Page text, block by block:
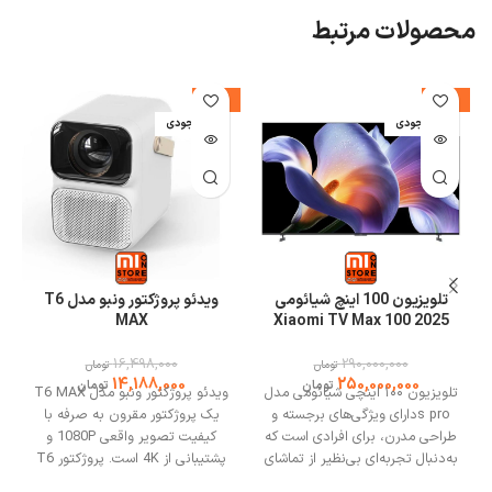
محصولات مرتبط
-14%
اتمام موجودی
تلویزیون 100 اینچ شیائومی
2025 Xiaomi TV Max 100
290,000,000 تومان
250,000,000 تومان
تلویزیون ۱۰۰ اینچی شیائومی مدل
s proدارای ویژگی‌های برجسته و
طراحی مدرن، برای افرادی است که
به‌دنبال تجربه‌ای بی‌نظیر از تماشای
-14%
اتمام موجودی
ویدئو پروژکتور ونبو مدل T6
MAX
16,498,000 تومان
14,188,000 تومانویدئو پروژکتور ونبو مدل T6 MAX
یک پروژکتور مقرون به صرفه با
کیفیت تصویر واقعی 1080P و
پشتیبانی از 4K است. پروژکتور T6